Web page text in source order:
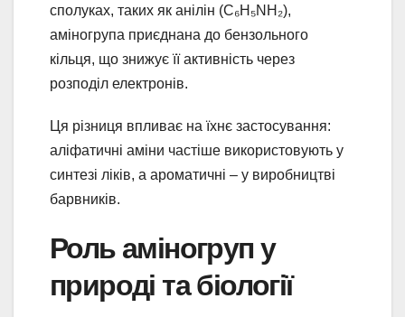
сполуках, таких як анілін (C₆H₅NH₂),
аміногрупа приєднана до бензольного
кільця, що знижує її активність через
розподіл електронів.
Ця різниця впливає на їхнє застосування:
аліфатичні аміни частіше використовують у
синтезі ліків, а ароматичні – у виробництві
барвників.
Роль аміногруп у
природі та біології